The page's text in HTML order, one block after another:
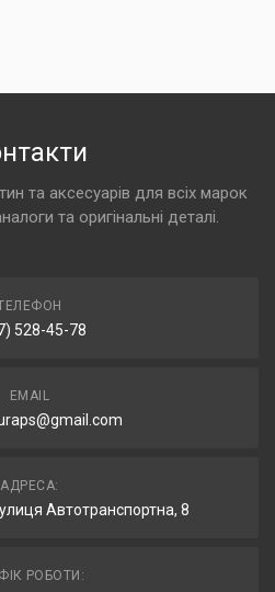
та аксесуарів для всіх марок
та оригінальні деталі.
528-45-78
EMAIL
АДРЕСА:
Автотранспортна, 8
РОБОТИ: